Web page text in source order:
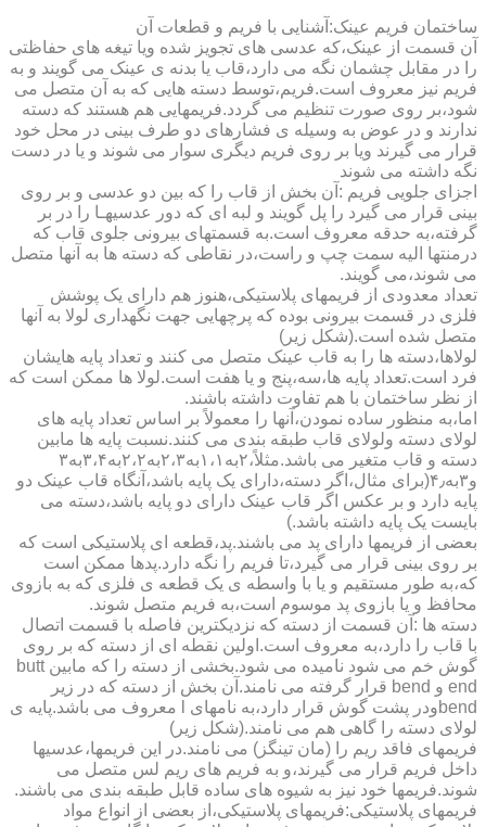
ساختمان فریم عینک:آشنایی با فریم و قطعات آن
آن قسمت از عینک،که عدسی های تجویز شده ویا تیغه های حفاظتی
را در مقابل چشمان نگه می دارد،قاب یا بدنه ی عینک می گویند و به
فریم نیز معروف است.فریم،توسط دسته هایی که به آن متصل می
شود،بر روی صورت تنظیم می گردد.فریمهایی هم هستند که دسته
ندارند و در عوض به وسیله ی فشارهای دو طرف بینی در محل خود
قرار می گیرند ویا بر روی فریم دیگری سوار می شوند و یا در دست
نگه داشته می شوند
اجزای جلویی فریم :آن بخش از قاب را که بین دو عدسی و بر روی
بینی قرار می گیرد را پل گویند و لبه ای که دور عدسیهـا را در بر
گرفته،به حدقه معروف است.به قسمتهای بیرونی جلوی قاب که
درمنتها الیه سمت چپ و راست،در نقاطی که دسته ها به آنها متصل
می شوند،می گویند.
تعداد معدودی از فریمهای پلاستیکی،هنوز هم دارای یک پوشش
فلزی در قسمت بیرونی بوده که پرچهایی جهت نگهداری لولا به آنها
متصل شده است.(شکل زیر)
لولاها،دسته ها را به قاب عینک متصل می کنند و تعداد پایه هایشان
فرد است.تعداد پایه ها،سه،پنج و یا هفت است.لولا ها ممکن است که
از نظر ساختمان با هم تفاوت داشته باشند.
اما،به منظور ساده نمودن،آنها را معمولاً بر اساس تعداد پایه های
لولای دسته ولولای قاب طبقه بندی می کنند.نسبت پایه ها مابین
دسته و قاب متغیر می باشد.مثلاً،۲به۱،۱به۲،۳به۲،۲به۳،۴به۳
و۳به۴٫(برای مثال،اگر دسته،دارای یک پایه باشد،آنگاه قاب عینک دو
پایه دارد و بر عکس اگر قاب عینک دارای دو پایه باشد،دسته می
بایست یک پایه داشته باشد.)
بعضی از فریمها دارای پد می باشند.پد،قطعه ای پلاستیکی است که
بر روی بینی قرار می گیرد،تا فریم را نگه دارد.پدها ممکن است
که،به طور مستقیم و یا با واسطه ی یک قطعه ی فلزی که به بازوی
محافظ و یا بازوی پد موسوم است،به فریم متصل شوند.
دسته ها :آن قسمت از دسته که نزدیکترین فاصله با قسمت اتصال
با قاب را دارد،به معروف است.اولین نقطه ای از دسته که بر روی
گوش خم می شود نامیده می شود.بخشی از دسته را که مابین butt
end و bend قرار گرفته می نامند.آن بخش از دسته که در زیر
bendودر پشت گوش قرار دارد،به نامهای l معروف می باشد.پایه ی
لولای دسته را گاهی هم می نامند.(شکل زیر)
فریمهای فاقد ریم را (مان تینگز) می نامند.در این فریمها،عدسیها
داخل فریم قرار می گیرند،و به فریم های ریم لس متصل می
شوند.فریمها خود نیز به شیوه های ساده قابل طبقه بندی می باشند.
فریمهای پلاستیکی:فریمهای پلاستیکی،از بعضی از انواع مواد